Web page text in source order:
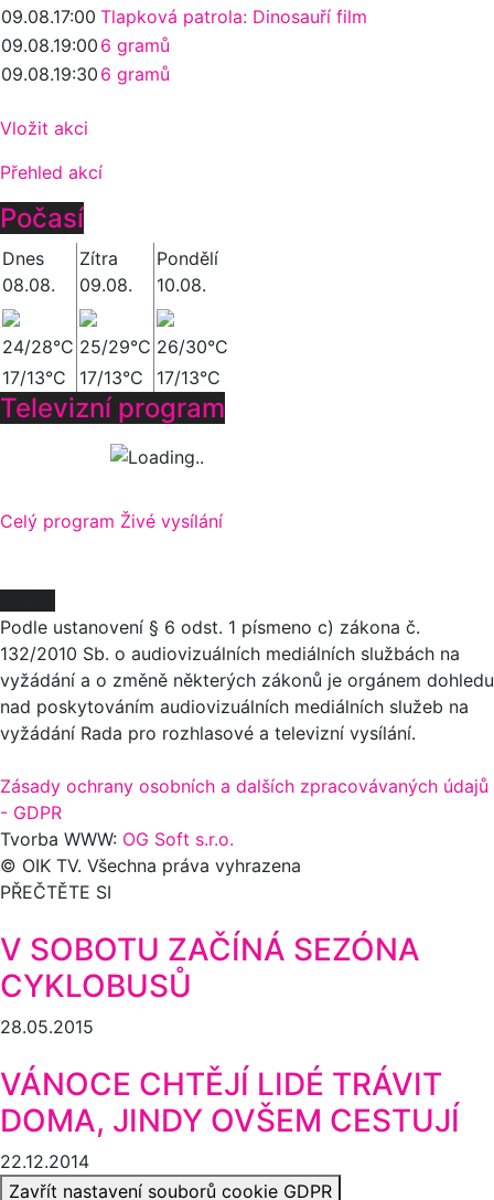
09.08.17:00 Tlapková patrola: Dinosauří film
09.08.19:00 6 gramů
09.08.19:30 6 gramů
Vložit akci
Přehled akcí
Počasí
Dnes
08.08.
Zítra
09.08.
Pondělí
10.08.
24/28°C 25/29°C 26/30°C
17/13°C
17/13°C 17/13°C
Televizní program
Celý program Živé vysílání
Podle ustanovení § 6 odst. 1 písmeno c) zákona č.
132/2010 Sb. o audiovizuálních mediálních službách na
vyžádání a o změně některých zákonů je orgánem dohledu
nad poskytováním audiovizuálních mediálních služeb na
vyžádání Rada pro rozhlasové a televizní vysílání.
Zásady ochrany osobních a dalších zpracovávaných údajů
- GDPR
Tvorba WWW: OG Soft s.r.o.
© OIK TV. Všechna práva vyhrazena
PŘEČTĚTE SI
V SOBOTU ZAČÍNÁ SEZÓNA
CYKLOBUSŮ
28.05.2015
VÁNOCE CHTĚJÍ LIDÉ TRÁVIT
DOMA, JINDY OVŠEM CESTUJÍ
22.12.2014
Zavřít nastavení souborů cookie GDPR